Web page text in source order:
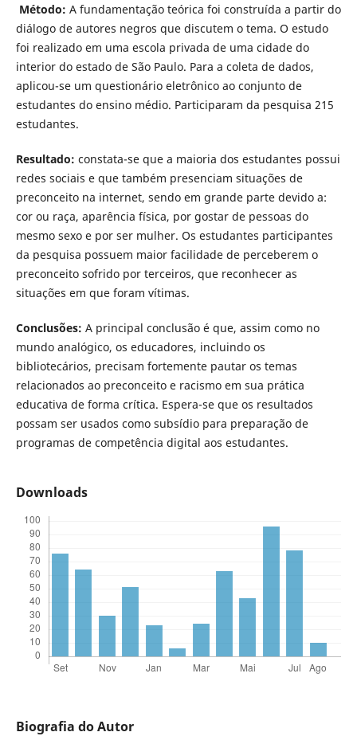
Método: A fundamentação teórica foi construída a partir do
diálogo de autores negros que discutem o tema. O estudo
foi realizado em uma escola privada de uma cidade do
interior do estado de São Paulo. Para a coleta de dados,
aplicou-se um questionário eletrônico ao conjunto de
estudantes do ensino médio. Participaram da pesquisa 215
estudantes.
Resultado: constata-se que a maioria dos estudantes possui
redes sociais e que também presenciam situações de
preconceito na internet, sendo em grande parte devido a:
cor ou raça, aparência física, por gostar de pessoas do
mesmo sexo e por ser mulher. Os estudantes participantes
da pesquisa possuem maior facilidade de perceberem o
preconceito sofrido por terceiros, que reconhecer as
situações em que foram vítimas.
Conclusões: A principal conclusão é que, assim como no
mundo analógico, os educadores, incluindo os
bibliotecários, precisam fortemente pautar os temas
relacionados ao preconceito e racismo em sua prática
educativa de forma crítica. Espera-se que os resultados
possam ser usados como subsídio para preparação de
programas de competência digital aos estudantes.
Downloads
Biografia do Autor